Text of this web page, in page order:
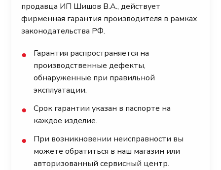
продавца ИП Шишов В.А., действует
фирменная гарантия производителя в рамках
законодательства РФ.
●
Гарантия распространяется на
производственные дефекты,
обнаруженные при правильной
эксплуатации.
●
Срок гарантии указан в паспорте на
каждое изделие.
●
При возникновении неисправности вы
можете обратиться в наш магазин или
авторизованный сервисный центр.